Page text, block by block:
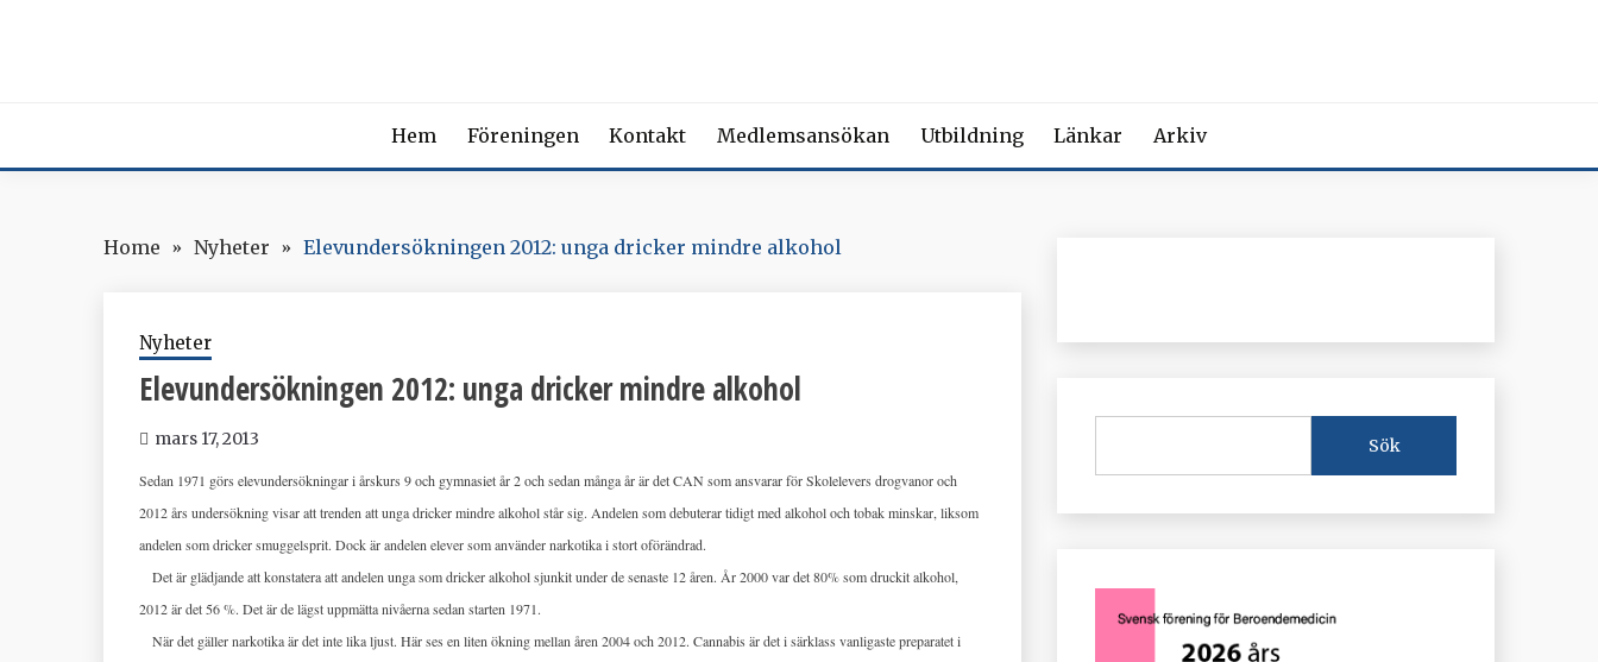
Hem Föreningen Kontakt Medlemsansökan Utbildning Länkar Arkiv
Home Nyheter Elevundersökningen 2012: unga dricker mindre alkohol
Nyheter
Elevundersökningen 2012: unga dricker mindre alkohol
mars 17, 2013
Sedan 1971 görs elevundersökningar i årskurs 9 och gymnasiet år 2 och sedan många år är det CAN som ansvarar för Skolelevers drogvanor och
2012 års undersökning visar att trenden att unga dricker mindre alkohol står sig. Andelen som debuterar tidigt med alkohol och tobak minskar, liksom
andelen som dricker smuggelsprit. Dock är andelen elever som använder narkotika i stort oförändrad.
Det är glädjande att konstatera att andelen unga som dricker alkohol sjunkit under de senaste 12 åren. År 2000 var det 80% som druckit alkohol,
2012 är det 56 %. Det är de lägst uppmätta nivåerna sedan starten 1971.
När det gäller narkotika är det inte lika ljust. Här ses en liten ökning mellan åren 2004 och 2012. Cannabis är det i särklass vanligaste preparatet i
Sök